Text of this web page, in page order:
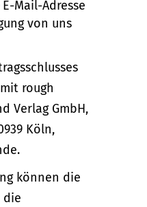
Mail-Adresse
von uns
rough
Verlag GmbH,
Köln,
können die
die